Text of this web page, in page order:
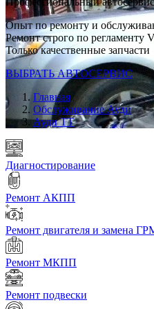
Опыт по ремонту и
Ремонт строго по регламенту
Только качественные запчасти
ВЫБРАТЬ АВТОСЕРВИС
Главная
Обслуживание Ауди
Ауди ТТ
Диагностирование
Ремонт АКПП
Ремонт двигателя и замена
Ремонт МКПП
Ремонт подвески